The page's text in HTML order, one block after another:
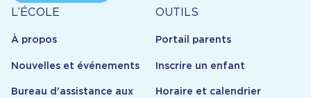
À
propos
L’ÉCOLE
À propos
Nouvelles et événements
Bureau d'assistance aux
Outils
OUTILS
Portail parents
Inscrire un enfant
Horaire et calendrier